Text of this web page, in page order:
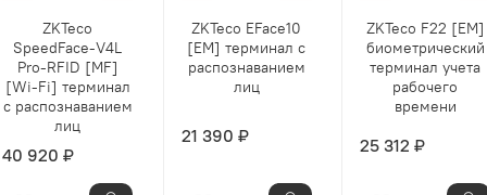
ZKTeco
SpeedFace-V4L
Pro-RFID [MF]
[Wi-Fi] терминал
с распознаванием
лиц
40 920 ₽
ZKTeco EFace10
[EM] терминал с
распознаванием
лиц
21 390 ₽
ZKTeco F22 [EM]
биометрический
терминал учета
рабочего
времени
25 312 ₽